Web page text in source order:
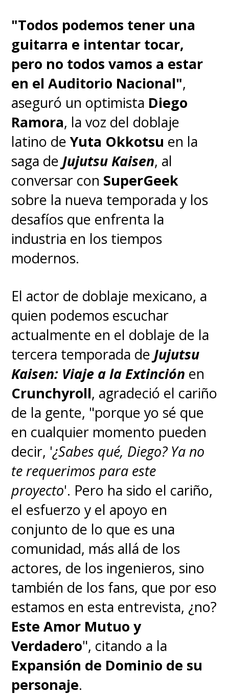
película live-action deMy
Hero Academia, la cuales
dirigida porShinsuke Sato,
cineasta japonés que debuta en
occidente y que posee gran
experiencia a la hora de adaptar
mangas a la imagen real, y
escrita porJoby Harold (Obi-
Wan Kenobi, Army of the Dead
La serie se emite en el
streaming Crunchyroll en
Latinoamérica, donde ya
seis temporadas.
"Todos podemos tener una
guitarra e intentar tocar,
pero no todos vamos a estar
en el Auditorio Nacional",
aseguró un optimista Diego
Ramora, la voz del doblaje
latino deYuta Okkotsu en la
saga de Jujutsu Kaisen, al
conversar con SuperGeek
sobre la nueva temporada y los
desafíos que enfrenta la
industria en los tiempos
modernos.
El actor de doblaje mexicano, a
quien podemos escuchar
actualmente en el doblaje de la
tercera temporada de Jujutsu
Kaisen: Viaje a la Extinción en
Crunchyroll, agradeció el cariño
de la gente, "porque yo sé que
en cualquier momento pueden
decir, '¿Sabes qué, Diego? Ya no
te requerimos para este
proyecto'. Pero ha sido el cariño,
el esfuerzo y el apoyo en
conjunto de lo que es una
comunidad, más allá de los
actores, de los ingenieros, sino
también de los fans, que por eso
estamos en esta entrevista, ¿no?
Este Amor Mutuo y
Verdadero", citando a la
Expansión de Dominio de su
personaje.